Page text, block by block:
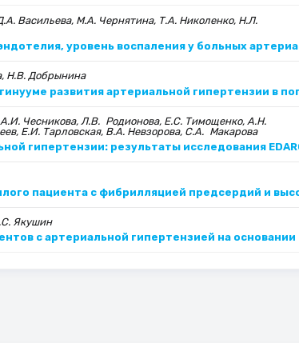
Васильева, М.А. Чернятина, Т.А. Николенко, Н.Л.
уровень воспаления у больных
Н.В. Добрынина
развития артериальной гипертензии в
Чесникова, Л.В. Родионова, Е.С. Тимощенко, А.Н.
Е.И. Тарловская, В.А. Невзорова, С.А. Макарова
гипертензии: результаты исследования
пациента с фибрилляцией предсердий и
Якушин
с артериальной гипертензией на